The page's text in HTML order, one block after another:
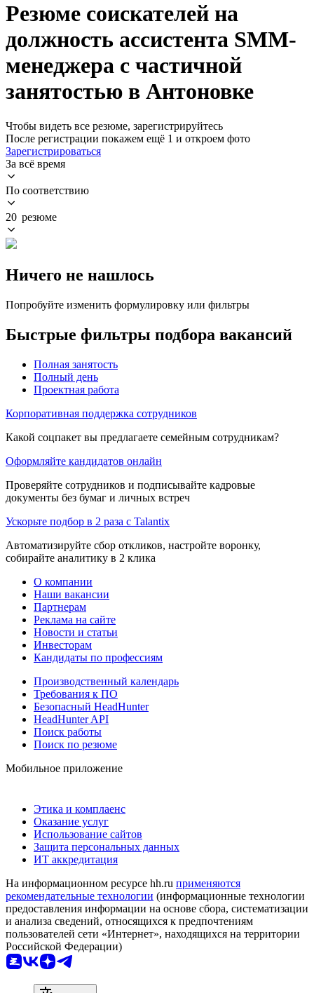
Резюме соискателей на
должность ассистента SMM-
менеджера с частичной
занятостью в Антоновке
Чтобы видеть все резюме, зарегистрируйтесь
После регистрации покажем ещё 1 и откроем фото
Зарегистрироваться
За всё время
По соответствию
20 резюме
Ничего не нашлось
Попробуйте изменить формулировку или фильтры
Быстрые фильтры подбора вакансий
Полная занятость
Полный день
Проектная работа
Корпоративная поддержка сотрудников
Какой соцпакет вы предлагаете семейным сотрудникам?
Оформляйте кандидатов онлайн
Проверяйте сотрудников и подписывайте кадровые
документы без бумаг и личных встреч
Ускорьте подбор в 2 раза с Talantix
Автоматизируйте сбор откликов, настройте воронку,
собирайте аналитику в 2 клика
О компании
Наши вакансии
Партнерам
Реклама на сайте
Новости и статьи
Инвесторам
Кандидаты по профессиям
Производственный календарь
Требования к ПО
Безопасный HeadHunter
HeadHunter API
Поиск работы
Поиск по резюме
Мобильное приложение
Этика и комплаенс
Оказание услуг
Использование сайтов
Защита персональных данных
ИТ аккредитация
На информационном ресурсе hh.ru применяются
рекомендательные технологии (информационные технологии
предоставления информации на основе сбора, систематизации
и анализа сведений, относящихся к предпочтениям
пользователей сети «Интернет», находящихся на территории
Российской Федерации)